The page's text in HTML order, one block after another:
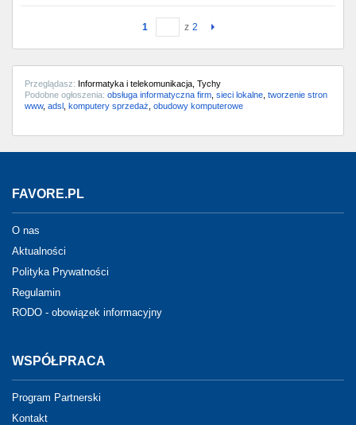
1 z 2
Przeglądasz: Informatyka i telekomunikacja, Tychy
Podobne ogłoszenia: obsługa informatyczna firm sieci lokalne tworzenie stron
www, adsl komputery sprzedaż obudowy komputerowe
FAVORE.PL
O nas
Aktualności
Polityka Prywatności
Regulamin
RODO - obowiązek informacyjny
WSPÓŁPRACA
Program Partnerski
Kontakt